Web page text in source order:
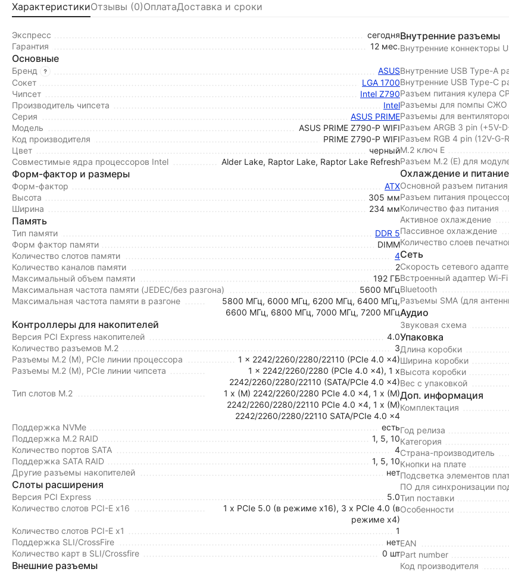
ХарактеристикиОтзывы (0)ОплатаДоставка и сроки
Экспресс
сегодня
Гарантия
12 мес.
Основные
Бренд
ASUS
Сокет
LGA 1700
Чипсет
Intel Z790
Производитель чипсета
Intel
Серия
ASUS PRIME
Модель
ASUS PRIME Z790-P WIFI
Код производителя
PRIME Z790-P WIFI
Цвет
черный
Совместимые ядра процессоров Intel
Alder Lake, Raptor Lake, Raptor Lake Refresh
Форм-фактор и размеры
Форм-фактор
ATX
Высота
305 мм
Ширина
234 мм
Память
Тип памяти
DDR 5
Форм фактор памяти
DIMM
Количество слотов памяти
4
Количество каналов памяти
2
Максимальный объем памяти
192 ГБ
Максимальная частота памяти (JEDEC/без разгона)
5600 МГц
Максимальная частота памяти в разгоне
5800 МГц, 6000 МГц, 6200 МГц, 6400 МГц,
6600 МГц, 6800 МГц, 7000 МГц, 7200 МГц
Контроллеры для накопителей
Версия PCI Express накопителей
4.0
Количество разъемов M.2
3
Разъемы M.2 (M), PCIe линии процессора
1 x 2242/2260/2280/22110 (PCIe 4.0 x4)
Разъемы M.2 (M), PCIe линии чипсета
1 x 2242/2260/2280 (PCIe 4.0 x4), 1 x
2242/2260/2280/22110 (SATA/PCIe 4.0 x4)
Тип слотов M.2
1 x (M) 2242/2260/2280 PCIe 4.0 x4, 1 x (M)
2242/2260/2280/22110 PCIe 4.0 x4, 1 x (M)
2242/2260/2280/22110 SATA/PCIe 4.0 x4
Поддержка NVMe
есть
Поддержка M.2 RAID
1, 5, 10
Количество портов SATA
4
Поддержка SATA RAID
1, 5, 10
Другие разъемы накопителей
нет
Слоты расширения
Версия PCI Express
5.0
Количество слотов PCI-E x16
1 x PCIe 5.0 (в режиме x16), 3 x PCIe 4.0 (в
режиме x4)
Количество слотов PCI-E x1
1
Поддержка SLI/CrossFire
нет
Количество карт в SLI/Crossfire
0 шт
Внешние разъемы
Внутренние разъемы
Внутренние коннекторы
Внутренние USB Type-A
Внутренние USB Type-C
Разъем питания кулера
Разъемы для помпы СЖО
Разъемы для
Разъем ARGB 3 pin (+5V-
Разъем RGB 4 pin (12V-G-
M.2 ключ E
Разъем M.2 (E) для
Охлаждение и питание
Основной разъем питания
Разъем питания
Количество фаз питания
Активное охлаждение
Пассивное охлаждение
Количество слоев
Сеть
Скорость сетевого
Встроенный адаптер Wi-Fi
Bluetooth
Разъемы SMA (для
Аудио
Звуковая схема
Упаковка
Длина коробки
Ширина коробки
Высота коробки
Вес с упаковкой
Доп. информация
Комплектация
Год релиза
Категория
Страна-производитель
Кнопки на плате
Подсветка элементов
ПО для синхронизации
Тип поставки
Особенности
EAN
Part number
Код производителя